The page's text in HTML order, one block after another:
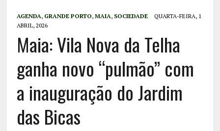
AGENDA, GRANDE PORTO, MAIA, SOCIEDADE
QUARTA-FEIRA, 1
ABRIL, 2026
Maia: Vila Nova da Telha
ganha novo “pulmão” com
a inauguração do Jardim
das Bicas